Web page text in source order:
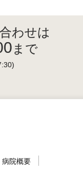
わせは
まで
病院概要